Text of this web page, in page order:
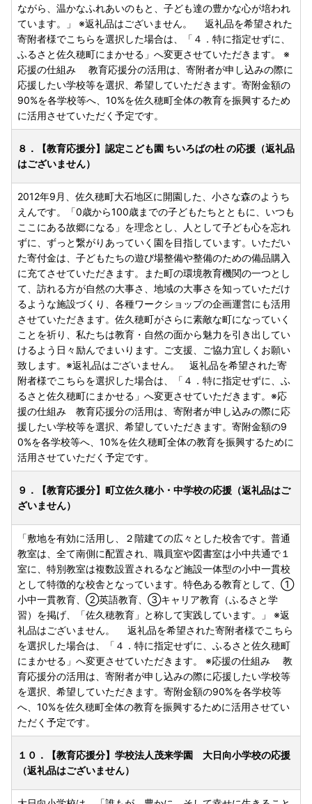
ながら、温かなふれあいのもと、子ども達の豊かな心が培われ
ています。」 ※返礼品はございません。 返礼品を希望された
寄附者様でこちらを選択した場合は、「４．特に指定せずに、
ふるさと佐久穂町にまかせる」へ変更させていただきます。 ※
応援の仕組み 教育応援分の活用は、寄附者が申し込みの際に
応援したい学校等を選択、希望していただきます。寄附金額の
90%を各学校等へ、10%を佐久穂町全体の教育を振興するため
に活用させていただく予定です。
８．【教育応援分】認定こども園 ちいろばの杜 の応援（返礼品
はございません）
2012年9月、佐久穂町大石地区に開園した、小さな森のようち
えんです。「0歳から100歳までの子どもたちとともに、いつも
ここにある故郷になる」を理念とし、人として子ども心を忘れ
ずに、ずっと繋がりあっていく園を目指しています。いただい
た寄付金は、子どもたちの遊び場整備や整備のための備品購入
に充てさせていただきます。また町の環境教育機関の一つとし
て、訪れる方が自然の大事さ、地域の大事さを知っていただけ
るような施設づくり、各種ワークショップの企画運営にも活用
させていただきます。佐久穂町がさらに素敵な町になっていく
ことを祈り、私たちは教育・自然の面から魅力を引き出してい
けるよう日々励んでまいります。ご支援、ご協力宜しくお願い
致します。※返礼品はございません。 返礼品を希望された寄
附者様でこちらを選択した場合は、「４．特に指定せずに、ふ
るさと佐久穂町にまかせる」へ変更させていただきます。※応
援の仕組み 教育応援分の活用は、寄附者が申し込みの際に応
援したい学校等を選択、希望していただきます。寄附金額の9
0%を各学校等へ、10%を佐久穂町全体の教育を振興するために
活用させていただく予定です。
９．【教育応援分】町立佐久穂小・中学校の応援（返礼品はご
ざいません）
「敷地を有効に活用し、２階建ての広々とした校舎です。普通
教室は、全て南側に配置され、職員室や図書室は小中共通で１
室に、特別教室は複数設置されるなど施設一体型の小中一貫校
として特徴的な校舎となっています。特色ある教育として、①
小中一貫教育、②英語教育、③キャリア教育（ふるさと学
習）を掲げ、「佐久穂教育」と称して実践しています。」 ※返
礼品はございません。 返礼品を希望された寄附者様でこちら
を選択した場合は、「４．特に指定せずに、ふるさと佐久穂町
にまかせる」へ変更させていただきます。 ※応援の仕組み 教
育応援分の活用は、寄附者が申し込みの際に応援したい学校等
を選択、希望していただきます。寄附金額の90%を各学校等
へ、10%を佐久穂町全体の教育を振興するために活用させてい
ただく予定です。
１０．【教育応援分】学校法人茂来学園 大日向小学校の応援
（返礼品はございません）